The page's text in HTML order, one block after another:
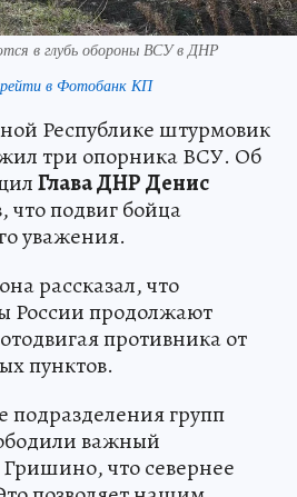
в глубь обороны ВСУ в ДНР
в Фотобанк КП
Республике штурмовик
три опорника ВСУ. Об
Глава ДНР Денис
что подвиг бойца
уважения.
рассказал, что
России продолжают
противника от
пунктов.
подразделения групп
важный
что севернее